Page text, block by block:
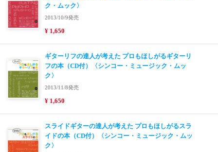
ク・ムック〉
2013/10/9発売
¥ 1,650
ギターリフの達人が考えた プロもほしがるギターリ
フの本（CD付）〈シンコー・ミュージック・ムッ
ク〉
2013/11/8発売
¥ 1,650
スライドギターの達人が考えた プロもほしがるスラ
イドの本（CD付）〈シンコー・ミュージック・ムッ
ク〉